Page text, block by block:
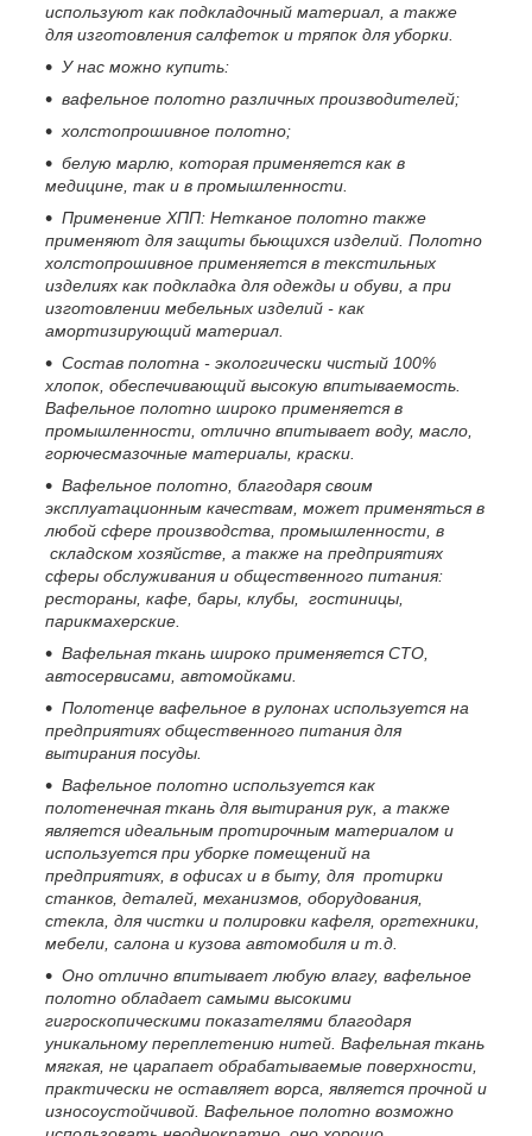
используют как подкладочный материал, а также
для изготовления салфеток и тряпок для уборки.
У нас можно купить:
вафельное полотно различных производителей;
холстопрошивное полотно;
белую марлю, которая применяется как в
медицине, так и в промышленности.
Применение ХПП: Нетканое полотно также
применяют для защиты бьющихся изделий. Полотно
холстопрошивное применяется в текстильных
изделиях как подкладка для одежды и обуви, а при
изготовлении мебельных изделий - как
амортизирующий материал.
Состав полотна - экологически чистый 100%
хлопок, обеспечивающий высокую впитываемость.
Вафельное полотно широко применяется в
промышленности, отлично впитывает воду, масло,
горючесмазочные материалы, краски.
Вафельное полотно, благодаря своим
эксплуатационным качествам, может применяться в
любой сфере производства, промышленности, в
складском хозяйстве, а также на предприятиях
сферы обслуживания и общественного питания:
рестораны, кафе, бары, клубы, гостиницы,
парикмахерские.
Вафельная ткань широко применяется СТО,
автосервисами, автомойками.
Полотенце вафельное в рулонах используется на
предприятиях общественного питания для
вытирания посуды.
Вафельное полотно используется как
полотенечная ткань для вытирания рук, а также
является идеальным протирочным материалом и
используется при уборке помещений на
предприятиях, в офисах и в быту, для протирки
станков, деталей, механизмов, оборудования,
стекла, для чистки и полировки кафеля, оргтехники,
мебели, салона и кузова автомобиля и т.д.
Оно отлично впитывает любую влагу, вафельное
полотно обладает самыми высокими
гигроскопическими показателями благодаря
уникальному переплетению нитей. Вафельная ткань
мягкая, не царапает обрабатываемые поверхности,
практически не оставляет ворса, является прочной и
износоустойчивой. Вафельное полотно возможно